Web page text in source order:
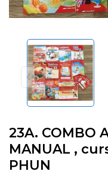
23A. COMBO
MANUAL ,
PHUN